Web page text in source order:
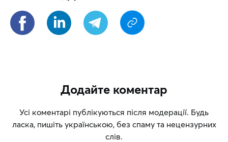
Додайте коментар
Усі коментарі публікуються після модерації. Будь
ласка, пишіть українською, без спаму та нецензурних
слів.